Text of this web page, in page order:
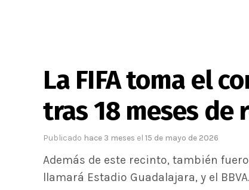
La FIFA toma el
tras 18 meses de
Publicado hace 3 meses el 15 de mayo de 2026
Además de este recinto, también
llamará Estadio Guadalajara, y el BBVA.